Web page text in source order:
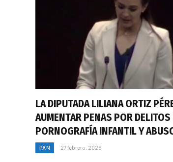
LA DIPUTADA LILIANA ORTIZ
AUMENTAR PENAS POR DELITOS
PORNOGRAFÍA INFANTIL Y
PAN 27 febrero, 2025